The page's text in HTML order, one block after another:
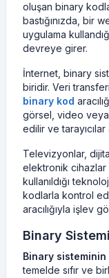
oluşan binary
bastığınızda, bir
uygulama
devreye girer.
İnternet, binary
biridir. Veri
binary kod
görsel, video
edilir ve
Televizyonlar,
elektronik cihazlar
kullanıldığı
kodlarla kontrol
aracılığıyla işlev
Binary
Binary sisteminin
temelde sıfır ve